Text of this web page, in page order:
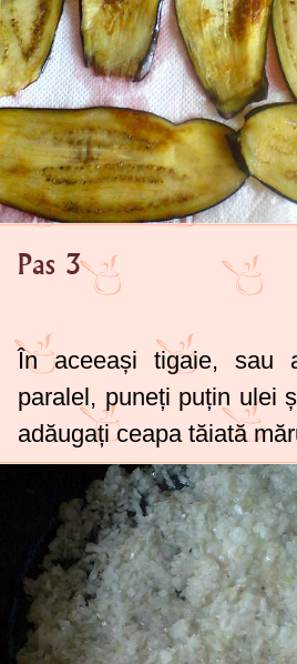
Pas 3
În aceeași tigaie, sau
paralel, puneți puțin ulei
adăugați ceapa tăiată